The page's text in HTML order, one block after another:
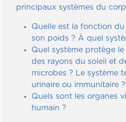
principaux systèmes du
Quelle est la fonction
son poids ? À quel
Quel système protège
des rayons du soleil et
microbes ? Le système
urinaire ou immunitaire ?
Quels sont les organes
humain ?